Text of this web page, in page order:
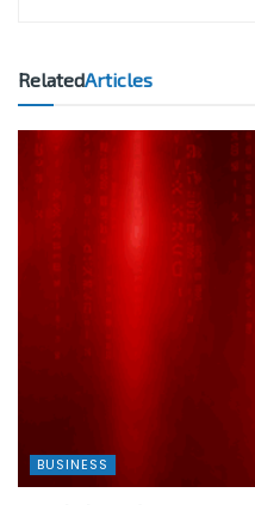
RelatedArticles
BUSINESS